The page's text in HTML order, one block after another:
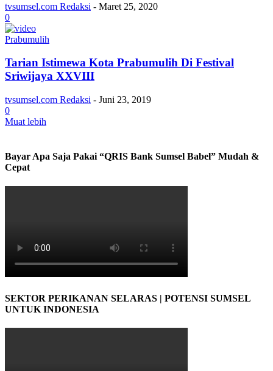
tvsumsel.com Redaksi - Maret 25, 2020
0
Prabumulih
Tarian Istimewa Kota Prabumulih Di Festival
Sriwijaya XXVIII
tvsumsel.com Redaksi - Juni 23, 2019
0
Muat lebih
Bayar Apa Saja Pakai “QRIS Bank Sumsel Babel” Mudah &
Cepat
SEKTOR PERIKANAN SELARAS | POTENSI SUMSEL
UNTUK INDONESIA